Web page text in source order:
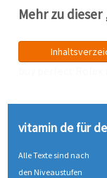
Mehr zu
vitamin de für
Alle Texte sind nach
den Niveau­stufen